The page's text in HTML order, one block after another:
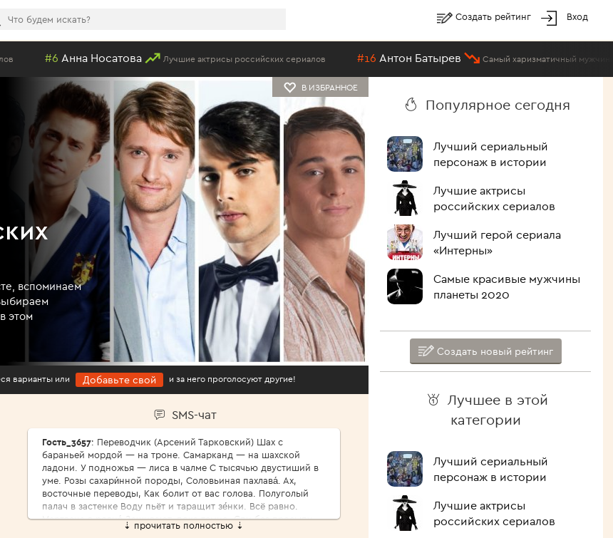
Создать рейтинг Вход
Носатова Лучшие актрисы российских сериалов #16 Антон Батырев Самый харизматичный мужчина российского
В ИЗБРАННОЕ
вспоминаем
этом
варианты или Добавьте свой и за него проголосуют другие!
SMS-чат
Гость_3657: Переводчик (Арсений Тарковский) Шах с
бараньей мордой — на троне. Самарканд — на шахской
ладони. У подножья — лиса в чалме С тысячью двустиший в
уме. Розы сахари́нной породы, Соловьиная пахлава́. Ах,
восточные переводы, Как болит от вас голова. Полуголый
палач в застенке Воду пьёт и таращит зе́нки. Всё равно.
Мертвеца в рядно́ Зашивают, пока темно. Спи без просыпу,
царь природы, Где твой меч и твои права? Ах, восточные
⇣ прочитать полностью ⇣
Популярное сегодня
Лучший сериальный
персонаж в истории
Лучшие актрисы
российских сериалов
Лучший герой сериала
«Интерны»
Самые красивые мужчины
планеты 2020
Создать новый рейтинг
Лучшее в этой
категории
Лучший сериальный
персонаж в истории
Лучшие актрисы
российских сериалов